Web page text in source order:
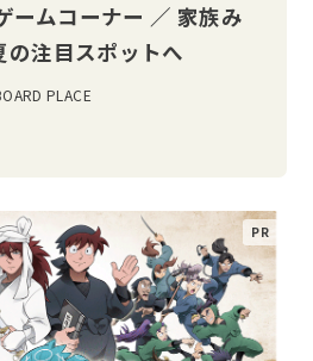
ームコーナー ／ 家族み
の注目スポットへ
PLACE